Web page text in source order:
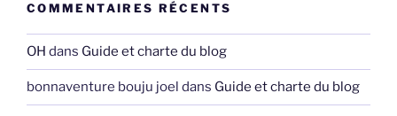
COMMENTAIRES RÉCENTS
OH dans Guide et charte du blog
bonnaventure bouju joel dans Guide et charte du blog